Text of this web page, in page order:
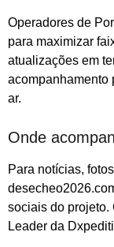
Operadores de
para maximizar
atualizações em
acompanhamento
ar.
Onde
Para notícias,
sociais do projeto.
Leader da